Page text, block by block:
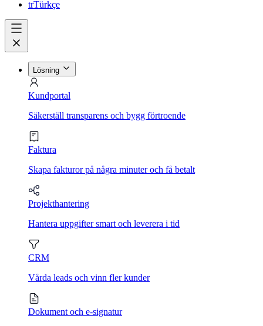
trTürkçe
Lösning
Kundportal
Säkerställ transparens och bygg förtroende
Faktura
Skapa fakturor på några minuter och få betalt
Projekthantering
Hantera uppgifter smart och leverera i tid
CRM
Vårda leads och vinn fler kunder
Dokument och e-signatur